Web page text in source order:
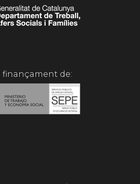
finançament de: